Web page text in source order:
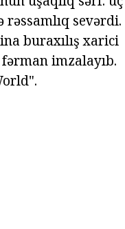
sevərdi.
buraxılış xarici
imzalayıb.